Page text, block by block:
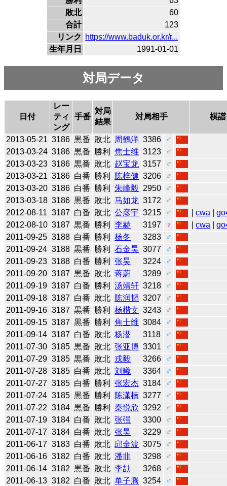
敗北
60
合計
123
リンク
https://www.baduk.or.kr/r...
生年月日
1991-01-01
対局データ
日付
レー
ティ
ング
手番
対局
結果
対局相手 棋譜
2013-05-21 3186 黒番 敗北 周鶴洋 3386
♂
2013-03-24 3186 黒番 勝利 焦士维 3123
♂
2013-03-23 3186 黒番 敗北 赵宝龙 3157
♂
2013-03-21 3186 白番 勝利 陈梓健 3206
♂
2013-03-20 3186 白番 勝利 朱峰毅 2950
♂
2013-03-18 3186 黒番 敗北 马如龙 3172
♂
2012-08-11 3187 白番 敗北 公彦宇 3215 ♂ |cwa |
2012-08-10 3187 黒番 勝利 李赫 3197 ♀ |cwa |
2011-09-25 3188 白番 勝利 杨冬 3283
♂
2011-09-24 3188 黒番 勝利 石金昊 3077
♂
2011-09-23 3188 白番 勝利 张昊 3224
♂
2011-09-20 3187 黒番 敗北 蒋蔚 3289
♂
2011-09-19 3187 白番 勝利 汤靖轩 3218
♂
2011-09-18 3187 白番 敗北 陈润韬 3207
♂
2011-09-16 3187 黒番 勝利 杨楷文 3243
♂
2011-09-15 3187 黒番 勝利 焦士维 3084
♂
2011-09-14 3187 白番 敗北 杨潜 3118
♂
2011-07-30 3185 黒番 敗北 张亚博 3301
♂
2011-07-29 3185 黒番 敗北 戎毅 3266
♂
2011-07-28 3185 白番 敗北 刘曦 3364
♂
2011-07-27 3185 白番 勝利 张宏杰 3184
♂
2011-07-24 3185 黒番 勝利 陈潇楠 3277
♂
2011-07-22 3184 黒番 勝利 秦悦欣 3292
♂
2011-07-19 3184 白番 敗北 张强 3300
♂
2011-07-17 3184 白番 敗北 张昊 3229
♂
2011-06-17 3183 白番 敗北 邱金波 3075
♂
2011-06-16 3182 白番 敗北 潘非 3298
♂
2011-06-14 3182 黒番 敗北 李劼 3268
♂
2011-06-13 3182 白番 敗北 单子腾 3254 ♂